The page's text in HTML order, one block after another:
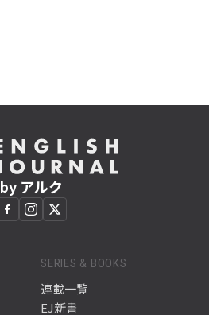
by アルク
SERIES & BOOKS
連載一覧
EJ新書